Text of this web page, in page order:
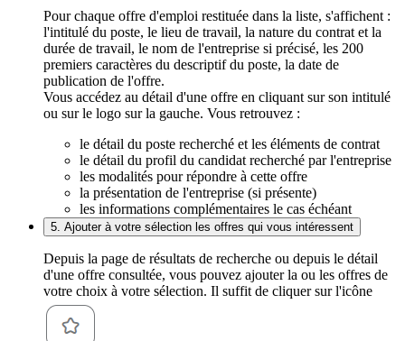
Pour chaque offre d'emploi restituée dans la liste, s'affichent :
l'intitulé du poste, le lieu de travail, la nature du contrat et la
durée de travail, le nom de l'entreprise si précisé, les 200
premiers caractères du descriptif du poste, la date de
publication de l'offre.
Vous accédez au détail d'une offre en cliquant sur son intitulé
ou sur le logo sur la gauche. Vous retrouvez :
le détail du poste recherché et les éléments de contrat
le détail du profil du candidat recherché par l'entreprise
les modalités pour répondre à cette offre
la présentation de l'entreprise (si présente)
les informations complémentaires le cas échéant
5. Ajouter à votre sélection les offres qui vous intéressent
Depuis la page de résultats de recherche ou depuis le détail
d'une offre consultée, vous pouvez ajouter la ou les offres de
votre choix à votre sélection. Il suffit de cliquer sur l'icône